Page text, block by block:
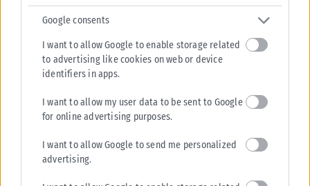
Google consents
I want to allow Google to enable storage related
to advertising like cookies on web or device
identifiers in apps.
I want to allow my user data to be sent to Google
for online advertising purposes.
I want to allow Google to send me personalized
advertising.